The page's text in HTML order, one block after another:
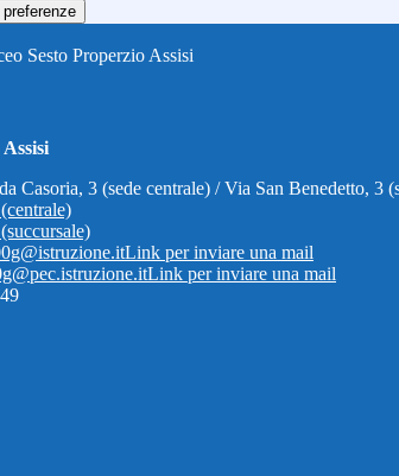
Sesto Properzio Assisi
Casoria, 3 (sede centrale) / Via San Benedetto, 3
Link per inviare una mail
Link per inviare una mail